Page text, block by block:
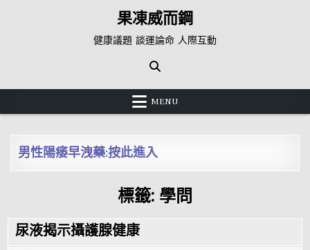
果凍威而鋼
健康議題 談運論命 人際互動
MENU
男性陽痿早洩藥:按此進入
標籤: 學問
尿液揭示攝護腺健康